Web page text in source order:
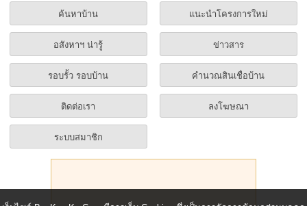
ค้นหาบ้าน แนะนำโครงการใหม่
อสังหาฯ น่ารู้ ข่าวสาร
รอบรั้ว รอบบ้าน คำนวณสินเชื่อบ้าน
ติดต่อเรา ลงโฆษณา
ระบบสมาชิก